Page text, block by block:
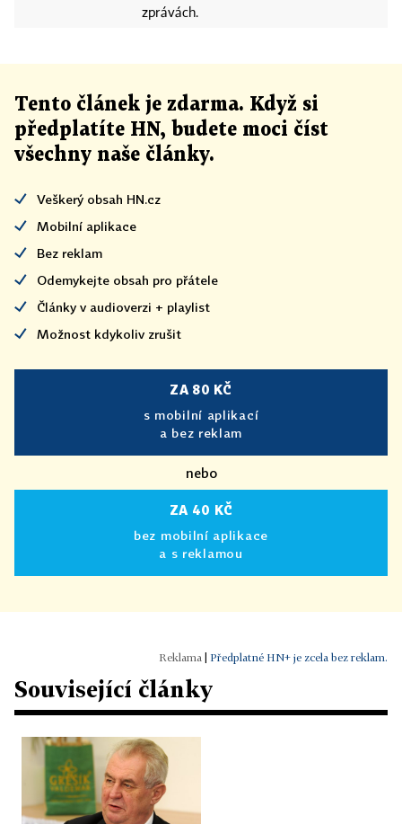
zprávách.
Tento článek je zdarma. Když si
předplatíte HN, budete moci číst
všechny naše články.
Veškerý obsah HN.cz
Mobilní aplikace
Bez reklam
Odemykejte obsah pro přátele
Články v audioverzi + playlist
Možnost kdykoliv zrušit
ZA 80 KČ
s mobilní aplikací
a bez reklam
nebo
ZA 40 KČ
bez mobilní aplikace
a s reklamou
Předplatné HN+ je zcela bez reklam.
Související články